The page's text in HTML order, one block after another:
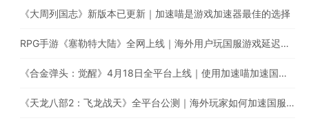
《大周列国志》新版本已更新｜加速喵是游戏加速器最佳的选择
RPG手游《塞勒特大陆》全网上线｜海外用户玩国服游戏延迟高卡顿怎么办？
《合金弹头：觉醒》4月18日全平台上线｜使用加速喵加速国服游戏提升游戏体验
《天龙八部2：飞龙战天》全平台公测｜海外玩家如何加速国服游戏？